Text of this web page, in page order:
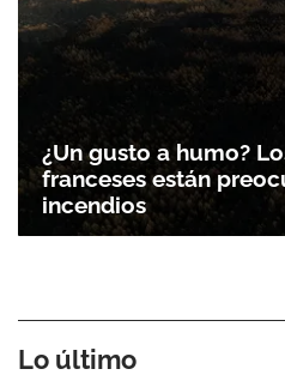
¿Un gusto a humo?
franceses están
incendios
Lo último